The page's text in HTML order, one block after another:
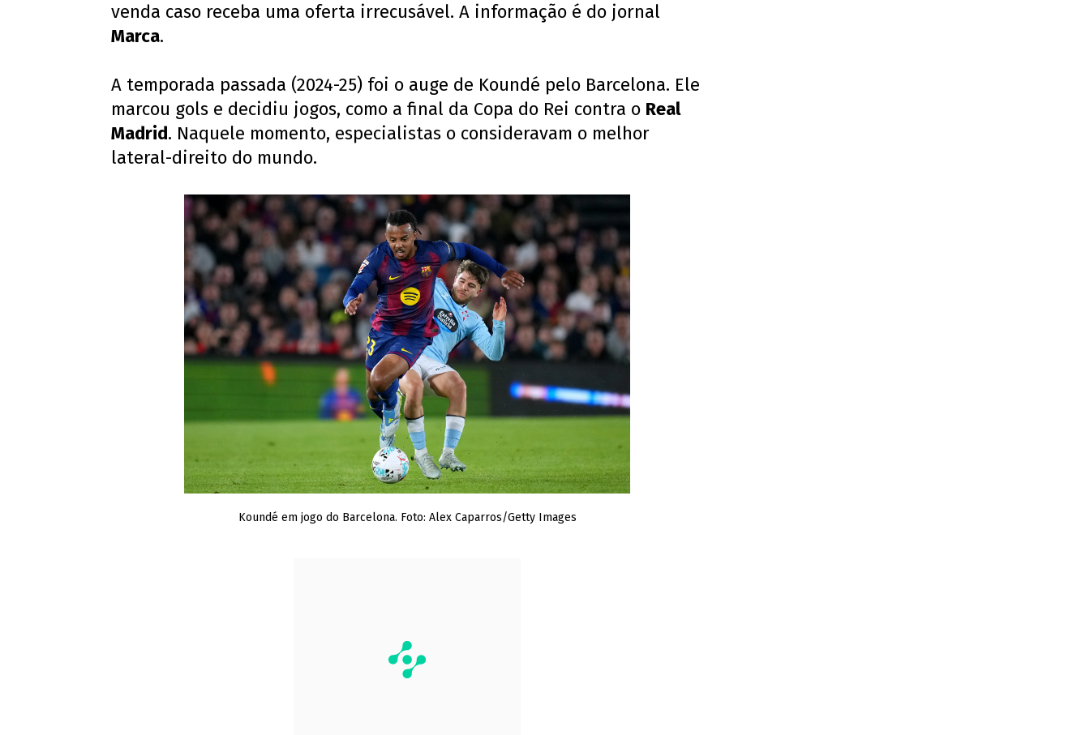
venda caso receba uma oferta irrecusável. A informação é do jornal
Marca.
A temporada passada (2024-25) foi o auge de Koundé pelo Barcelona. Ele
marcou gols e decidiu jogos, como a final da Copa do Rei contra o Real
Madrid. Naquele momento, especialistas o consideravam o melhor
lateral-direito do mundo.
Koundé em jogo do Barcelona. Foto: Alex Caparros/Getty Images